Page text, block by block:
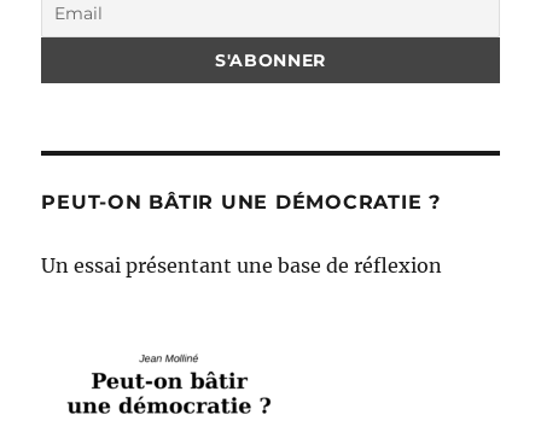
PEUT-ON BÂTIR UNE DÉMOCRATIE ?
Un essai présentant une base de réflexion